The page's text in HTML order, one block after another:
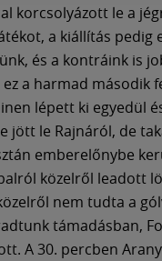
korcsolyázott le a
a kiállítás pedig
és a kontráink is
a harmad második
lépett ki egyedül
jött le Rajnáról, de
emberelőnybe
közelről leadott
nem tudta a
támadásban,
A 30. percben